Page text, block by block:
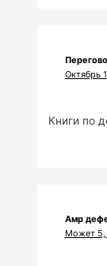
Октябрь
Книги по
Амр
Может 5,